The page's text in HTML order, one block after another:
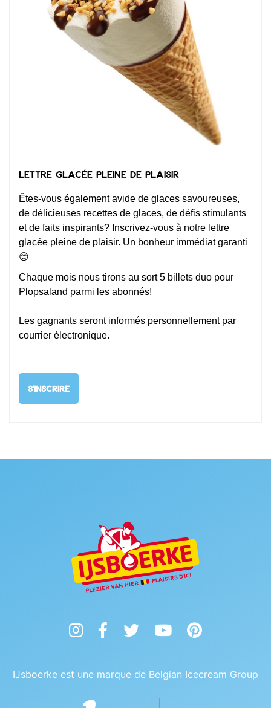
Lettre glacée pleine de plaisir
Êtes-vous également avide de glaces savoureuses,
de délicieuses recettes de glaces, de défis stimulants
et de faits inspirants? Inscrivez-vous à notre lettre
glacée pleine de plaisir. Un bonheur immédiat garanti
😊
Chaque mois nous tirons au sort 5 billets duo pour
Plopsaland parmi les abonnés!
Les gagnants seront informés personnellement par
courrier électronique.
S'INSCRIRE
InstagramFacebookTwitter YouTubePinterest
IJsboerke est une marque de Belgian Icecream Group